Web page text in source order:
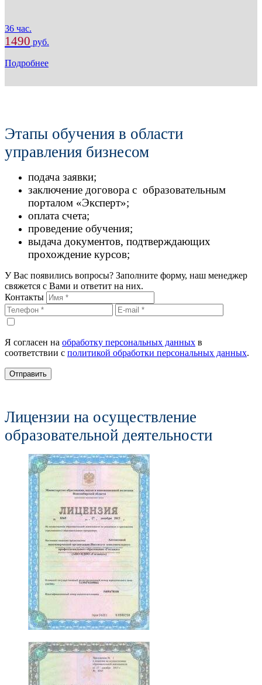
36 час.
1490 руб.
Подробнее
Этапы обучения в области
управления бизнесом
подача заявки;
заключение договора с образовательным
порталом «Эксперт»;
оплата счета;
проведение обучения;
выдача документов, подтверждающих
прохождение курсов;
У Вас появились вопросы? Заполните форму, наш менеджер
свяжется с Вами и ответит на них.
Контакты
Я согласен на обработку персональных данных в
соответствии с политикой обработки персональных данных.
Отправить
Лицензии на осуществление
образовательной деятельности